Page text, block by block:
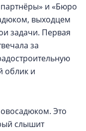
и «Бюро
выходцем
задачи. Первая
за
облик и
Это
слышит